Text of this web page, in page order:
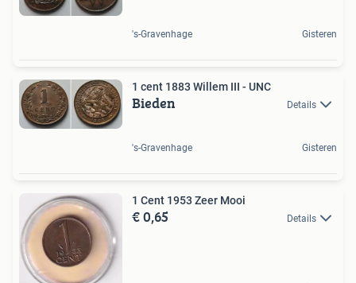
's-Gravenhage Gisteren
1 cent 1883 Willem III - UNC
Bieden Details
's-Gravenhage Gisteren
1 Cent 1953 Zeer Mooi
€ 0,65 Details